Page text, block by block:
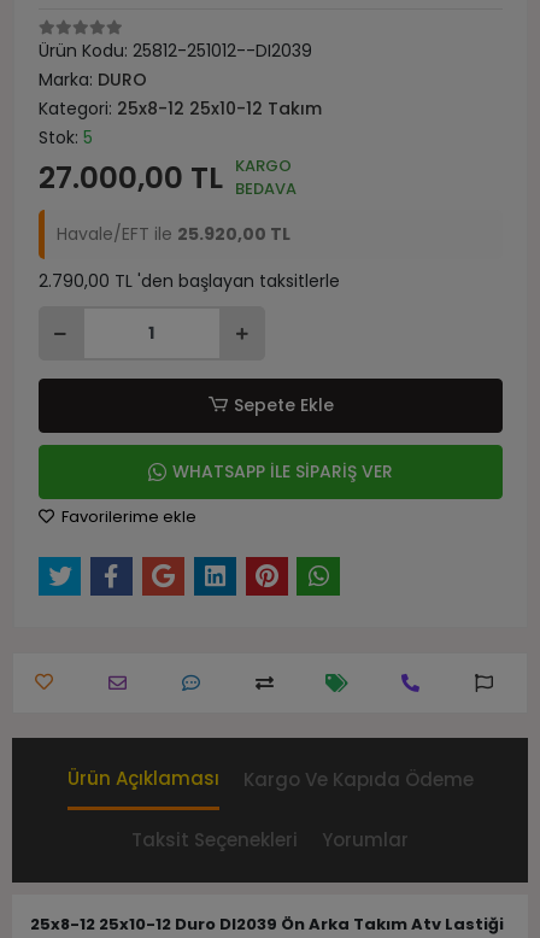
Ürün Kodu: 25812-251012--DI2039
Marka: DURO
Kategori: 25x8-12 25x10-12 Takım
Stok: 5
27.000,00 TL KARGO
BEDAVA
Havale/EFT ile 25.920,00 TL
2.790,00 TL 'den başlayan taksitlerle
Sepete Ekle
WHATSAPP İLE SİPARİŞ VER
Favorilerime ekle
Ürün Açıklaması Kargo Ve Kapıda Ödeme
Taksit Seçenekleri Yorumlar
25x8-12 25x10-12 Duro DI2039 Ön Arka Takım Atv Lastiği